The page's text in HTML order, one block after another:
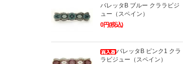
バレッタB ブルー クララビジ
ュー（スペイン）
0円(税込)
バレッタB ピンク1 クラ
ラビジュー（スペイン）